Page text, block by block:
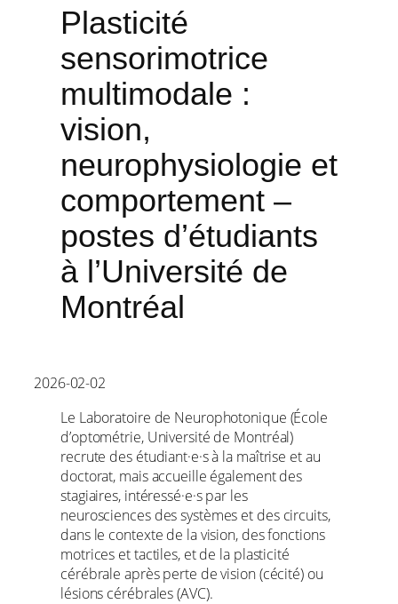
Plasticité
sensorimotrice
multimodale :
vision,
neurophysiologie et
comportement –
postes d’étudiants
à l’Université de
Montréal
2026-02-02
Le Laboratoire de Neurophotonique (École
d’optométrie, Université de Montréal)
recrute des étudiant·e·s à la maîtrise et au
doctorat, mais accueille également des
stagiaires, intéressé·e·s par les
neurosciences des systèmes et des circuits,
dans le contexte de la vision, des fonctions
motrices et tactiles, et de la plasticité
cérébrale après perte de vision (cécité) ou
lésions cérébrales (AVC).